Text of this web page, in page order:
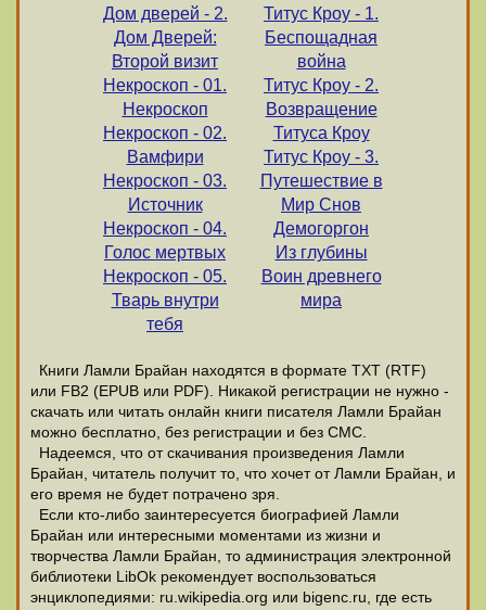
Дом дверей - 2.
Дом Дверей:
Второй визит
Некроскоп - 01.
Некроскоп
Некроскоп - 02.
Вамфири
Некроскоп - 03.
Источник
Некроскоп - 04.
Голос мертвых
Некроскоп - 05.
Тварь внутри
тебя
Титус Кроу - 1.
Беспощадная
война
Титус Кроу - 2.
Возвращение
Титуса Кроу
Титус Кроу - 3.
Путешествие в
Мир Снов
Демогоргон
Из глубины
Воин древнего
мира
Книги Ламли Брайан находятся в формате ТХТ (RTF)
или FB2 (EPUB или PDF). Никакой регистрации не нужно -
скачать или читать онлайн книги писателя Ламли Брайан
можно бесплатно, без регистрации и без СМС.
Надеемся, что от скачивания произведения Ламли
Брайан, читатель получит то, что хочет от Ламли Брайан, и
его время не будет потрачено зря.
Если кто-либо заинтересуется биографией Ламли
Брайан или интересными моментами из жизни и
творчества Ламли Брайан, то администрация электронной
библиотеки LibOk рекомендует воспользоваться
энциклопедиями: ru.wikipedia.org или bigenc.ru, где есть